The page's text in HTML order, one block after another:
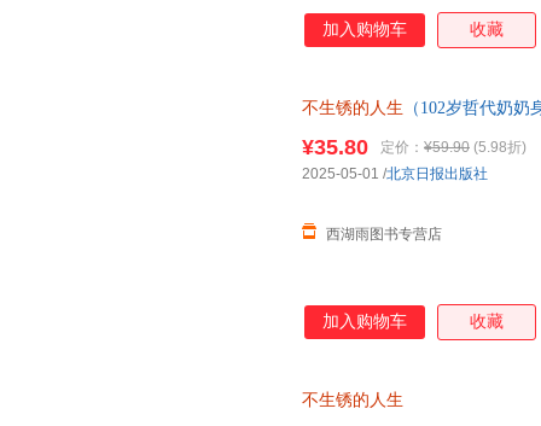
——不是喊口号，而是通过一个
坚定的生活勇气。对年轻人，
在翻一个百岁老人的朋友圈：
★ 哲代奶奶金句语录，慢慢读
点，心就亮起来了。3愿望很多
加入购物车 收藏
不生锈的人生 （102岁哲代奶
¥35.80 定价： ¥59.90 (5.98折)
西湖雨图书专营店
2025-05-01 /北京日报出版社
加入购物车 收藏
不生锈的人生